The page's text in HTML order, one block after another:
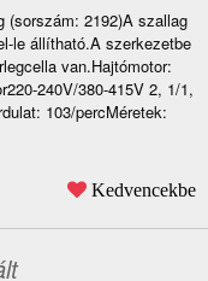
(sorszám: 2192)A szallag
le állítható.A szerkezetbe
van.Hajtómotor:
240V/380-415V 2, 1/1,
103/percMéretek:
Kedvencekbe